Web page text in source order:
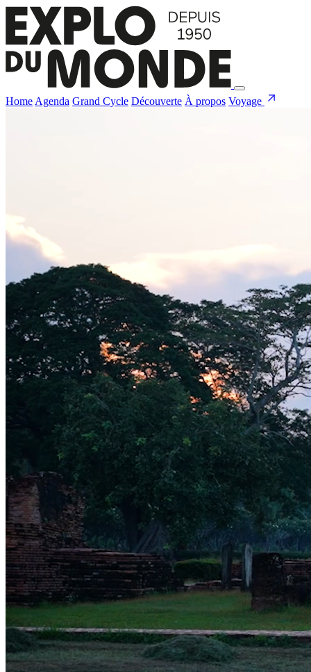
Home Agenda Grand Cycle Découverte À propos Voyage